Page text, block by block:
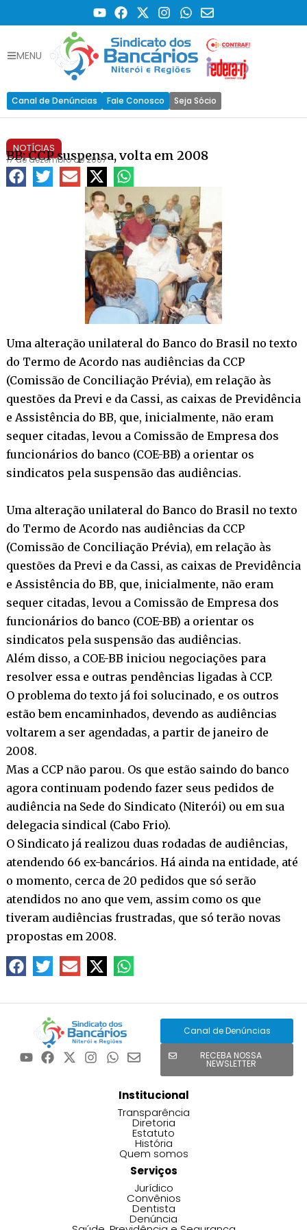
MENU
Canal de Denúncias Fale Conosco Seja Sócio
NOTÍCIAS
BB: CCP suspensa, volta em 2008
17 de dezembro de 2007
Uma alteração unilateral do Banco do Brasil no texto
do Termo de Acordo nas audiências da CCP
(Comissão de Conciliação Prévia), em relação às
questões da Previ e da Cassi, as caixas de Previdência
e Assistência do BB, que, inicialmente, não eram
sequer citadas, levou a Comissão de Empresa dos
funcionários do banco (COE-BB) a orientar os
sindicatos pela suspensão das audiências.
Uma alteração unilateral do Banco do Brasil no texto
do Termo de Acordo nas audiências da CCP
(Comissão de Conciliação Prévia), em relação às
questões da Previ e da Cassi, as caixas de Previdência
e Assistência do BB, que, inicialmente, não eram
sequer citadas, levou a Comissão de Empresa dos
funcionários do banco (COE-BB) a orientar os
sindicatos pela suspensão das audiências.
Além disso, a COE-BB iniciou negociações para
resolver essa e outras pendências ligadas à CCP.
O problema do texto já foi solucinado, e os outros
estão bem encaminhados, devendo as audiências
voltarem a ser agendadas, a partir de janeiro de
2008.
Mas a CCP não parou. Os que estão saindo do banco
agora continuam podendo fazer seus pedidos de
audiência na Sede do Sindicato (Niterói) ou em sua
delegacia sindical (Cabo Frio).
O Sindicato já realizou duas rodadas de audiências,
atendendo 66 ex-bancários. Há ainda na entidade, até
o momento, cerca de 20 pedidos que só serão
atendidos no ano que vem, assim como os que
tiveram audiências frustradas, que só terão novas
propostas em 2008.
Canal de Denúncias
RECEBA NOSSA
NEWSLETTER
Institucional
Transparência
Diretoria
Estatuto
História
Quem somos
Serviços
Jurídico
Convênios
Dentista
Denúncia